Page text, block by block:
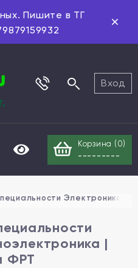
Пишите в ТГ
Вход
Корзина ( 0)
---------
Электроника
|
ФРТ